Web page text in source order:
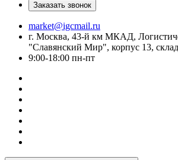
Заказать звонок
market@igcmail.ru
г. Москва, 43-й км МКАД,
"Славянский Мир", корпус 13,
9:00-18:00 пн-пт